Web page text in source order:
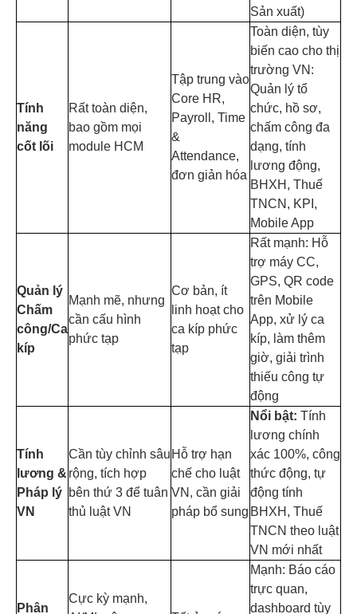
Sản xuất)
Tính
năng
cốt lõi
Rất toàn diện,
bao gồm mọi
module HCM
Tập trung vào
Core HR,
Payroll, Time
&
Attendance,
đơn giản hóa
Toàn diện, tùy
biến cao cho thị
trường VN:
Quản lý tổ
chức, hồ sơ,
chấm công đa
dạng, tính
lương động,
BHXH, Thuế
TNCN, KPI,
Mobile App
Quản lý
Chấm
công/Ca
kíp
Mạnh mẽ, nhưng
cần cấu hình
phức tạp
Cơ bản, ít
linh hoạt cho
ca kíp phức
tạp
Rất mạnh: Hỗ
trợ máy CC,
GPS, QR code
trên Mobile
App, xử lý ca
kíp, làm thêm
giờ, giải trình
thiếu công tự
động
Tính
lương &
Pháp lý
VN
Cần tùy chỉnh sâu
rộng, tích hợp
bên thứ 3 để tuân
thủ luật VN
Hỗ trợ hạn
chế cho luật
VN, cần giải
pháp bổ sung
Nổi bật: Tính
lương chính
xác 100%, công
thức động, tự
động tính
BHXH, Thuế
TNCN theo luật
VN mới nhất
Phân
Cực kỳ mạnh,
Mạnh: Báo cáo
trực quan,
dashboard tùy